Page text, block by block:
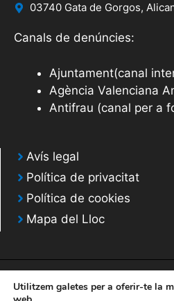
03740 Gata de Gorgos,
Canals de denúncies:
Ajuntament(canal
Agència Valenciana
Antifrau (canal per a
Avís legal
Política de privacitat
Política de cookies
Mapa del Lloc
Utilitzem galetes per a oferir-te la